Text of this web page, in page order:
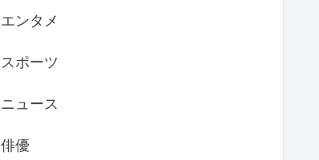
エンタメ
スポーツ
ニュース
俳優